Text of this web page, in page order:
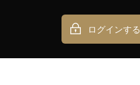
ログインする